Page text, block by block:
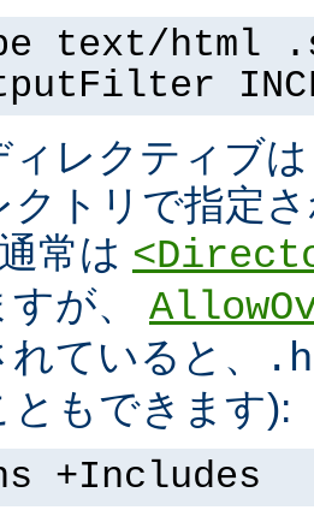
text/html
ィレクティブ
クトリで指定
常は
が、
ていると、
ともできます):
+Includes